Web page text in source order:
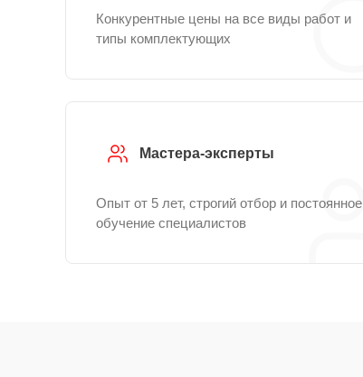
Конкурентные цены на все виды работ и
типы комплектующих
Мастера-эксперты
Опыт от 5 лет, строгий отбор и постоянное
обучение специалистов